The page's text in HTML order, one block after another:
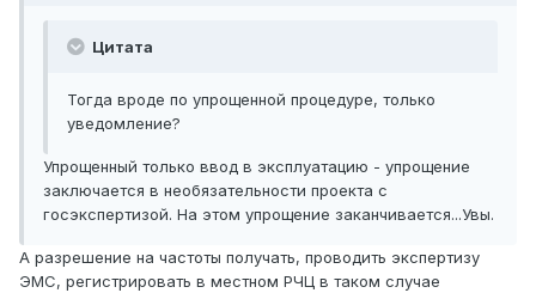
Цитата
Тогда вроде по упрощенной процедуре, только
уведомление?
Упрощенный только ввод в эксплуатацию - упрощение
заключается в необязательности проекта с
госэкспертизой. На этом упрощение заканчивается...Увы.
А разрешение на частоты получать, проводить экспертизу
ЭМС, регистрировать в местном РЧЦ в таком случае